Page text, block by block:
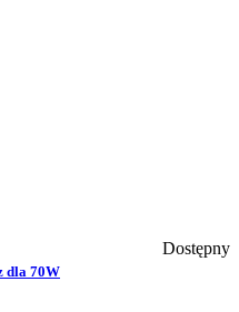
Dostępny
dla 70W